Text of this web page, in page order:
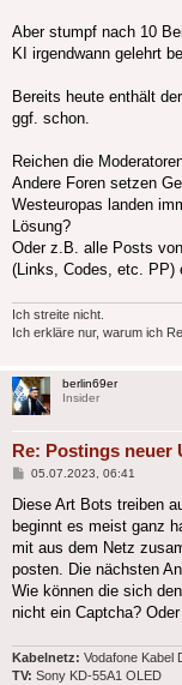
Aber stumpf nach 10
KI irgendwann gelehrt
Bereits heute enthält
ggf. schon.
Reichen die
Andere Foren setzen
Westeuropas landen
Lösung?
Oder z.B. alle Posts
(Links, Codes, etc. PP)
Ich streite nicht.
Ich erkläre nur, warum ich
berlin69er
Insider
Re: Postings neuer
Beitrag
05.07.2023, 06:41
Diese Art Bots treiben
beginnt es meist ganz
mit aus dem Netz
posten. Die nächsten
Wie können die sich
nicht ein Captcha?
Kabelnetz: Vodafone Kabel
TV: Sony KD-55A1 OLED